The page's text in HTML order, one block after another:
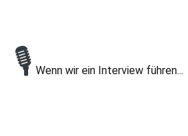
🎙 Wenn wir ein Interview führen...